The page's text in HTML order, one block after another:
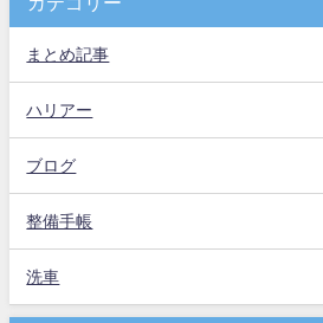
まとめ記事
ハリアー
ブログ
整備手帳
洗車